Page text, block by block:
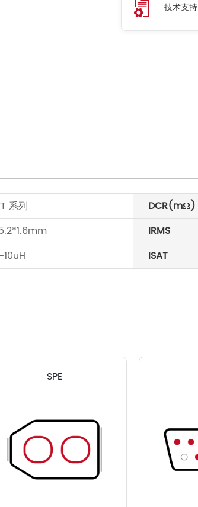
技术支持
系列
DCR(mΩ)
IRMS
ISAT
SPE